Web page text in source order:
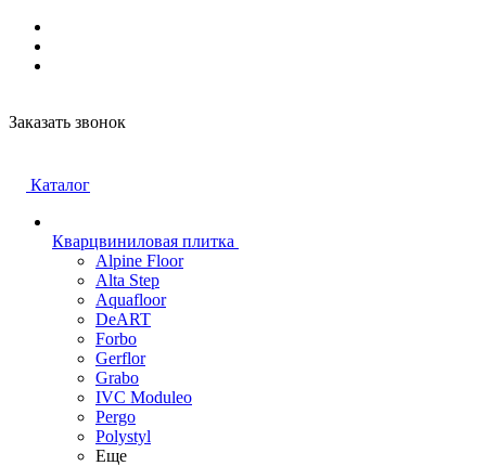
Заказать звонок
Каталог
Кварцвиниловая плитка
Alpine Floor
Alta Step
Aquafloor
DeART
Forbo
Gerflor
Grabo
IVC Moduleo
Pergo
Polystyl
Еще